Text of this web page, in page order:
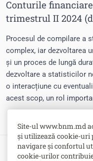
Site-ul www.bnm.md
și utilizează cookie-uri
navigare și confortul
cookie-urilor
Conturile
trimestrul II 2024
Procesul de compilare a
complex, iar dezvoltarea
și un proces de lungă
dezvoltare a statisticilor
o interacțiune cu
acest scop, un rol
Bulevardul